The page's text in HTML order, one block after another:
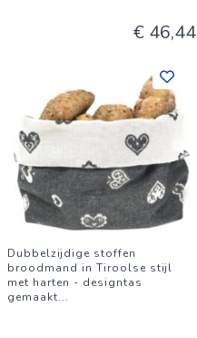
€ 46,44
Dubbelzijdige stoffen
broodmand in Tiroolse stijl
met harten - designtas
gemaakt...